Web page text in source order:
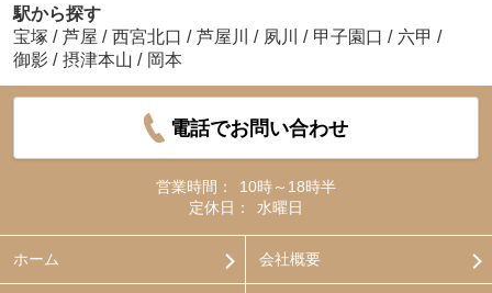
駅から探す
宝塚 / 芦屋 / 西宮北口 / 芦屋川 / 夙川 / 甲子園口 / 六甲 /
御影 / 摂津本山 / 岡本
電話でお問い合わせ
営業時間：
10時～18時半
定休日：
水曜日
ホーム 会社概要